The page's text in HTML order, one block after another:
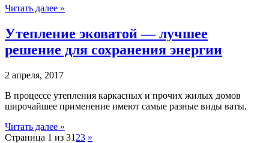
Читать далее »
Утепление эковатой — лучшее
решение для сохранения энергии
2 апреля, 2017
В процессе утепления каркасных и прочих жилых домов
широчайшее применение имеют самые разные виды ваты.
Читать далее »
Страница 1 из 31 23 »